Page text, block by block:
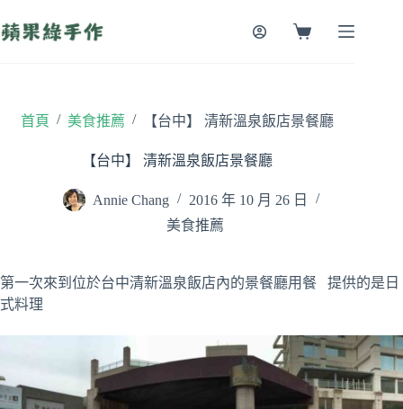
至
購
首頁 / 美食推薦 / 【台中】 清新溫泉飯店景餐廳
【台中】 清新溫泉飯店景餐廳
Annie Chang
2016 年 10 月 26 日
美食推薦
第一次來到位於台中清新溫泉飯店內的景餐廳用餐 提供的是日
式料理